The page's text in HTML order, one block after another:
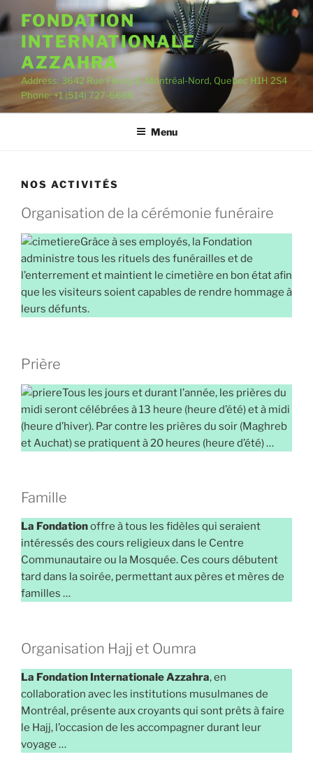
au
contenu
FONDATION
INTERNATIONALE
AZZAHRA
Address: 3642 Rue Fleury E, Montréal-Nord, Quebec H1H 2S4
Phone: +1 (514) 727-6666
Menu
NOS ACTIVITÉS
Organisation de la cérémonie funéraire
Grâce à ses employés, la Fondation
administre tous les rituels des funérailles et de
l’enterrement et maintient le cimetière en bon état afin
que les visiteurs soient capables de rendre hommage à
leurs défunts.
Prière
Tous les jours et durant l’année, les prières du
midi seront célébrées à 13 heure (heure d’été) et à midi
(heure d’hiver). Par contre les prières du soir (Maghreb
et Auchat) se pratiquent à 20 heures (heure d’été) …
Famille
La Fondationoffre à tous les fidèles qui seraient
intéressés des cours religieux dans le Centre
Communautaire ou la Mosquée. Ces cours débutent
tard dans la soirée, permettant aux pères et mères de
familles …
Organisation Hajj et Oumra
La Fondation Internationale Azzahra, en
collaboration avec les institutions musulmanes de
Montréal, présente aux croyants qui sont prêts à faire
le Hajj, l’occasion de les accompagner durant leur
voyage …